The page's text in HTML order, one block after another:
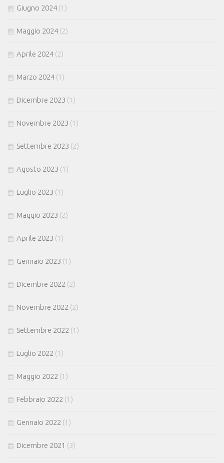
Giugno 2024 (1)
Maggio 2024 (2)
Aprile 2024 (2)
Marzo 2024 (1)
Dicembre 2023 (1)
Novembre 2023 (1)
Settembre 2023 (2)
Agosto 2023 (1)
Luglio 2023 (1)
Maggio 2023 (2)
Aprile 2023 (1)
Gennaio 2023 (1)
Dicembre 2022 (2)
Novembre 2022 (2)
Settembre 2022 (1)
Luglio 2022 (1)
Maggio 2022 (1)
Febbraio 2022 (1)
Gennaio 2022 (1)
Dicembre 2021 (3)